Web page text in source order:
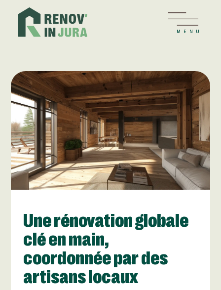
MENU
Une rénovation globale
clé en main,
coordonnée par des
artisans locaux